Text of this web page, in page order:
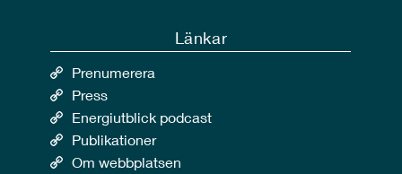
Länkar
Prenumerera
Press
Energiutblick podcast
Publikationer
Om webbplatsen